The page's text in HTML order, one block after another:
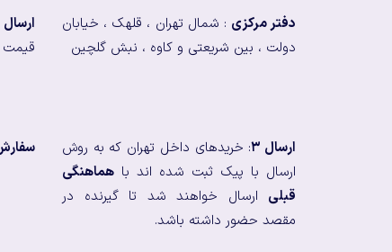
دفتر مرکزی : شمال تهران ، قلهک ، خیابان
دولت ، بین شریعتی و کاوه ، نبش گلچین
قیمت
ارسال ۳
: خریدهای داخل تهران که به روش
ارسال با پیک ثبت شده اند با هماهنگی
قبلی ارسال خواهند شد تا گیرنده در
مقصد حضور داشته باشد.